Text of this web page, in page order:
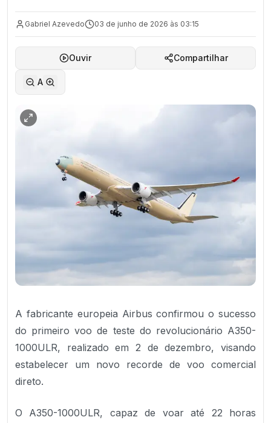
Gabriel Azevedo 03 de junho de 2026 às 03:15
Ouvir Compartilhar
A
A fabricante europeia Airbus confirmou o sucesso
do primeiro voo de teste do revolucionário A350-
1000ULR, realizado em 2 de dezembro, visando
estabelecer um novo recorde de voo comercial
direto.
O A350-1000ULR, capaz de voar até 22 horas